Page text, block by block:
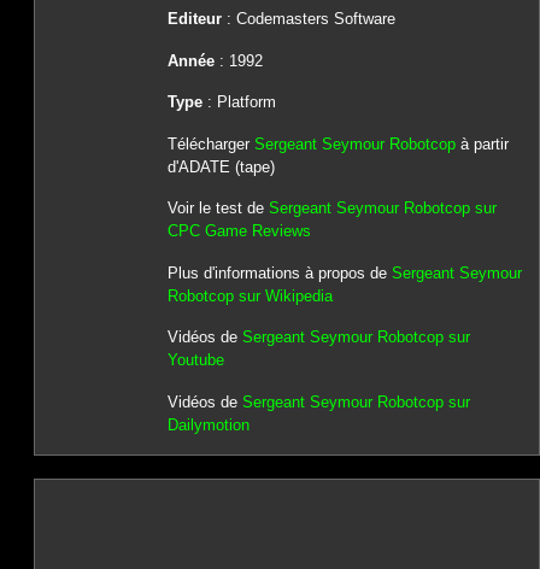
Editeur: Codemasters Software
Année: 1992
Type: Platform
Télécharger Sergeant Seymour Robotcopà partir
d'ADATE (tape)
Voir le test de Sergeant Seymour Robotcop sur
CPC Game Reviews
Plus d'informations à propos de Sergeant Seymour
Robotcop sur Wikipedia
Vidéos de Sergeant Seymour Robotcop sur
Youtube
Vidéos de Sergeant Seymour Robotcop sur
Dailymotion